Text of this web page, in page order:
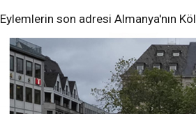
Eylemlerin son adresi Almanya'nın